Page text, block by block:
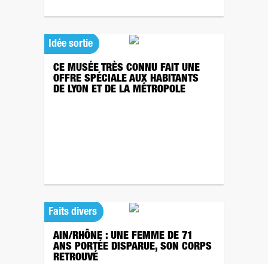
Idée sortie
CE MUSÉE TRÈS CONNU FAIT UNE
OFFRE SPÉCIALE AUX HABITANTS
DE LYON ET DE LA MÉTROPOLE
Faits divers
AIN/RHÔNE : UNE FEMME DE 71
ANS PORTÉE DISPARUE, SON CORPS
RETROUVÉ